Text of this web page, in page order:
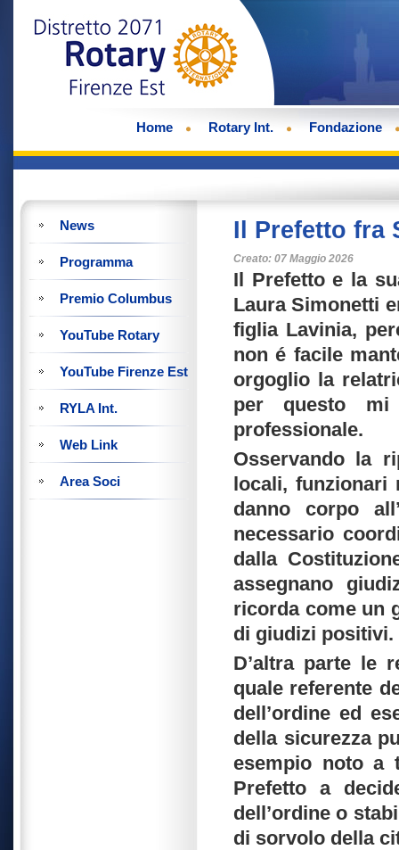
Home Rotary Int. Fondazione
News
Programma
Premio Columbus
YouTube Rotary
YouTube Firenze Est
RYLA Int.
Web Link
Area Soci
Il Prefetto fra
Creato: 07 Maggio 2026
Il Prefetto e la
Laura Simonetti
figlia Lavinia,
non é facile
orgoglio la
per questo mi
professionale.
Osservando la
locali, funzionari
danno corpo
necessario
dalla
assegnano
ricorda come un
di giudizi positivi.
D’altra parte le
quale referente
dell’ordine ed
della sicurezza
esempio noto a
Prefetto a
dell’ordine o
di sorvolo della